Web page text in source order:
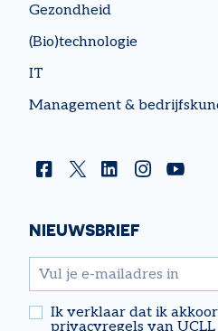
Gezondheid
(Bio)technologie
IT
Management &
NIEUWSBRIEF
email
Ik verklaar dat ik
privacyregels van UCLL